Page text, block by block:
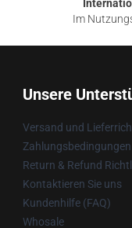
Im
Unsere
Versand und
Zahlungsbedingungen
Return & Refund
Kontaktieren Sie uns
Kundenhilfe (FAQ)
Whosale